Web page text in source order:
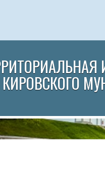
КИРОВСКОГО